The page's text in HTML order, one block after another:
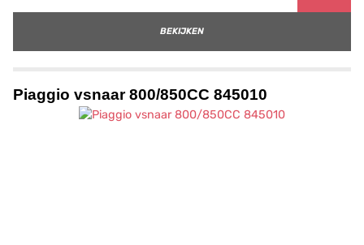
BEKIJKEN
Piaggio vsnaar 800/850CC 845010